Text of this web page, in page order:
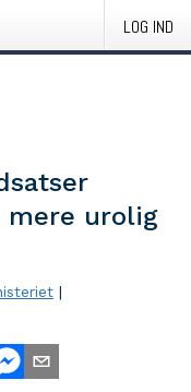
LOG IND
mere urolig
|